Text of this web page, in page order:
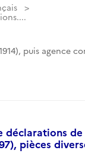
puis agence
de
pièces